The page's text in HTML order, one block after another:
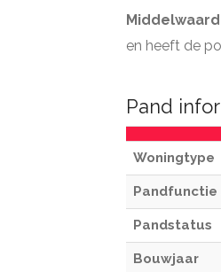
Middelwaard
en heeft de
Pand
Woningtype
Pandstatus
Bouwjaar